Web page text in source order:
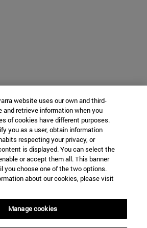
website uses our own and third-
retrieve information when you
of cookies have different purposes.
you as a user, obtain information
respecting your privacy, or
is displayed. You can select the
or accept them all. This banner
you choose one of the two options.
about our cookies, please visit
Manage cookies